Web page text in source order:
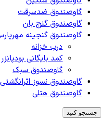
گاوصندوق ضدسرقت
گاوصندوق گنج بان
گاوصندوق گنجینه
درب خزانه
کمد بایگانی بودپانزر
گاوصندوق سبک
گاوصندوق نسوز اثرانگشتی
گاوصندوق هتلی
جستجو کنید